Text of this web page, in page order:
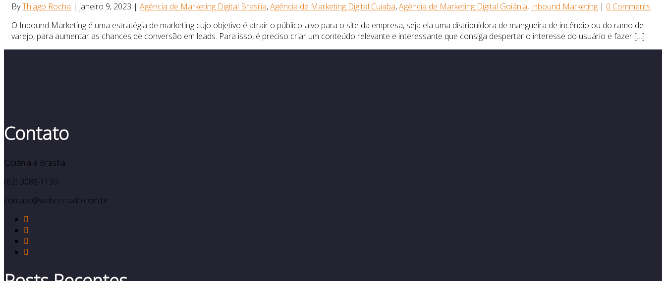
ByThiago Rocha | janeiro 9, 2023 | Agência de Marketing Digital Brasília,Agência de Marketing Digital Cuiabá,Agência de Marketing Digital Goiânia, Inbound Marketing | 0 Comments
O Inbound Marketing é uma estratégia de marketing cujo objetivo é atrair o público-alvo para o site da empresa, seja ela uma distribuidora de mangueira de incêndio ou do ramo de
varejo, para aumentar as chances de conversão em leads. Para isso, é preciso criar um conteúdo relevante e interessante que consiga despertar o interesse do usuário e fazer […]
Contato
Goiânia e Brasília
(62) 3088-1130
contato@webcerrado.com.br